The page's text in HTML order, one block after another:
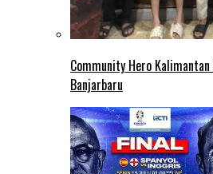
Community Hero
Banjarbaru